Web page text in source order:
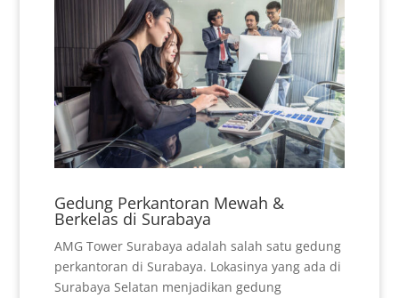
Gedung Perkantoran Mewah &
Berkelas di Surabaya
AMG Tower Surabaya adalah salah satu gedung
perkantoran di Surabaya. Lokasinya yang ada di
Surabaya Selatan menjadikan gedung